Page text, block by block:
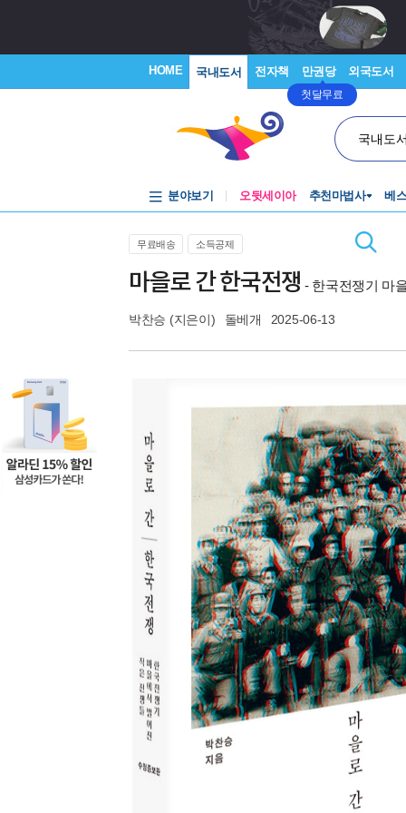
HOME 국내도서 전자책 만권당
첫달무료
외국도서
국내도
분야보기 오뒷세이아 추천마법사 베
무료배송 소득공제
마을로 간 한국전쟁 - 한국전쟁기 마
박찬승 (지은이) 돌베개 2025-06-13